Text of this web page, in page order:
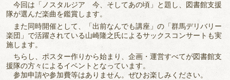
今回は「ノスタルジア 今、そしてあの頃」と題し、図書館支援
隊が選んだ楽曲を鑑賞します。
また同時開催として、「出前なんでも講座」の「群馬デリバリー
楽団」で活躍されている山崎隆之氏によるサックスコンサートも実
施します。
ちらし、ポスター作りから始まり、企画・運営すべてが図書館支
援隊の方々によるイベントとなっています。
参加申請や参加費等はありません。ぜひお楽しみください。